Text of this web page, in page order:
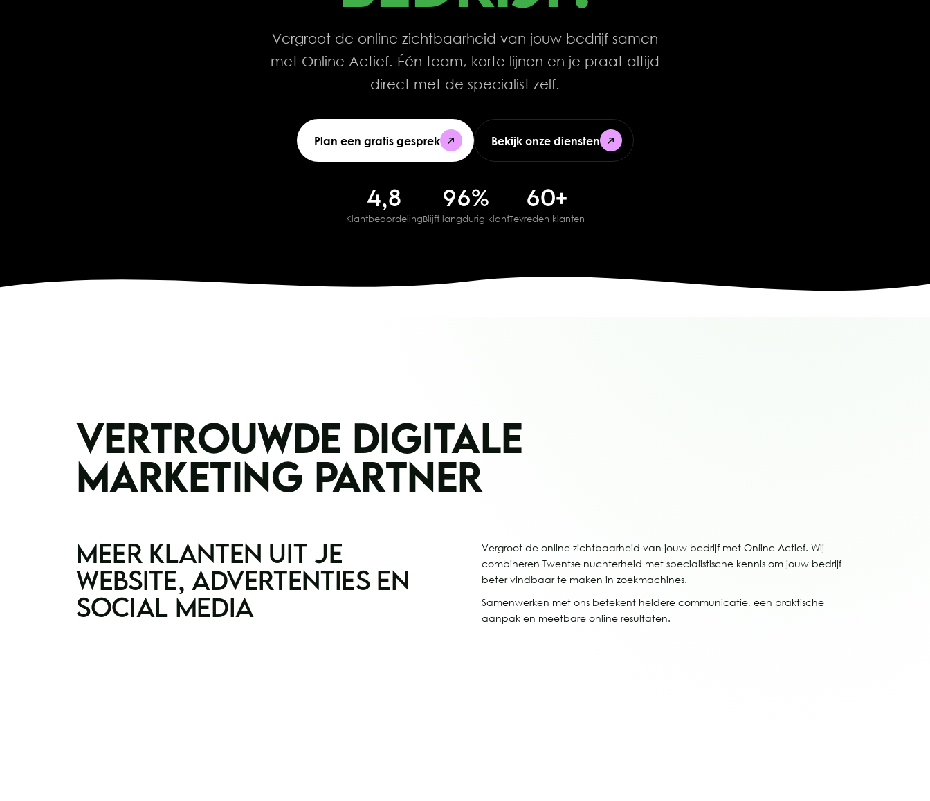
Vergroot de online zichtbaarheid van jouw bedrijf samen
met Online Actief. Één team, korte lijnen en je praat altijd
direct met de specialist zelf.
Plan een gratis gesprek
Plan een gratis gesprek
Bekijk onze diensten
Bekijk onze diensten
4,8
Klantbeoordeling
96%
Blijft langdurig klant
60+
Tevreden klanten
VERTROUWDE DIGITALE
MARKETING PARTNER
MEER KLANTEN UIT JE
WEBSITE, ADVERTENTIES EN
SOCIAL MEDIA
Vergroot de online zichtbaarheid van jouw bedrijf met Online Actief. Wij
combineren Twentse nuchterheid met specialistische kennis om jouw bedrijf
beter vindbaar te maken in zoekmachines.
Samenwerken met ons betekent heldere communicatie, een praktische
aanpak en meetbare online resultaten.